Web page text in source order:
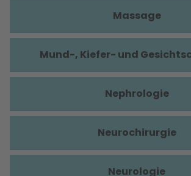
Massage
Mund-, Kiefer- und
Nephrologie
Neurochirurgie
Neurologie